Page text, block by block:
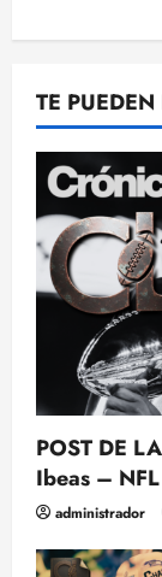
TE
POST DE
Ibeas –
administrador